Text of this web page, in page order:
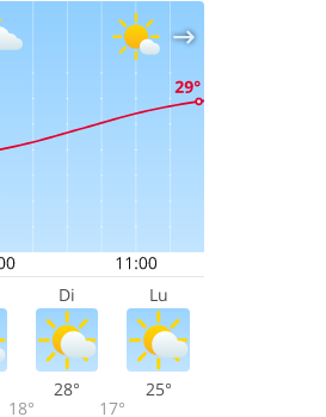
Di Lu
18°
28°
17°
25°